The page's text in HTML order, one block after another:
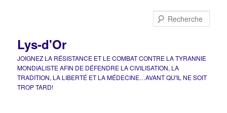
Lys-d'Or
JOIGNEZ LA RÉSISTANCE ET LE COMBAT CONTRE LA TYRANNIE
MONDIALISTE AFIN DE DÉFENDRE LA CIVILISATION, LA
TRADITION, LA LIBERTÉ ET LA MÉDECINE…AVANT QU'IL NE SOIT
TROP TARD!